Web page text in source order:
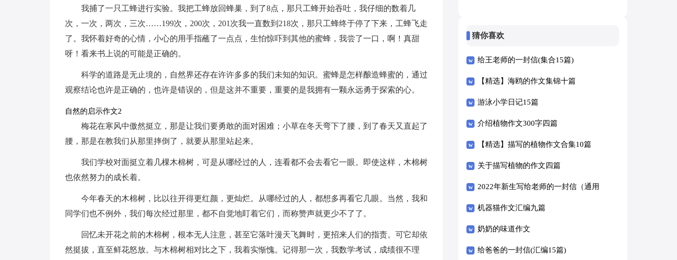
我捕了一只工蜂进行实验。我把工蜂放回蜂巢，到了8点，那只工蜂开始吞吐，我仔细的数着几
次，一次，两次，三次……199次，200次，201次我一直数到218次，那只工蜂终于停了下来，工蜂飞走
了。我怀着好奇的心情，小心的用手指蘸了一点点，生怕惊吓到其他的蜜蜂，我尝了一口，啊！真甜
呀！看来书上说的可能是正确的。
科学的道路是无止境的，自然界还存在许许多多的我们未知的知识。蜜蜂是怎样酿造蜂蜜的，通过
观察结论也许是正确的，也许是错误的，但是这并不重要，重要的是我拥有一颗永远勇于探索的心。
自然的启示作文2
梅花在寒风中傲然挺立，那是让我们要勇敢的面对困难；小草在冬天弯下了腰，到了春天又直起了
腰，那是在教我们从那里摔倒了，就要从那里站起来。
我们学校对面挺立着几棵木棉树，可是从哪经过的人，连看都不会去看它一眼。即使这样，木棉树
也依然努力的成长着。
今年春天的木棉树，比以往开得更红颜，更灿烂。从哪经过的人，都想多再看它几眼。当然，我和
同学们也不例外，我们每次经过那里，都不自觉地盯着它们，而称赞声就更少不了了。
回忆未开花之前的木棉树，根本无人注意，甚至它落叶漫天飞舞时，更招来人们的指责。可它却依
然挺拔，直至鲜花怒放。与木棉树相对比之下，我着实惭愧。记得那一次，我数学考试，成绩很不理
猜你喜欢
给王老师的一封信(集合15篇)
【精选】海鸥的作文集锦十篇
游泳小学日记15篇
介绍植物作文300字四篇
【精选】描写的植物作文合集10篇
关于描写植物的作文四篇
2022年新生写给老师的一封信（通用
8篇）
机器猫作文汇编九篇
奶奶的味道作文
给爸爸的一封信(汇编15篇)